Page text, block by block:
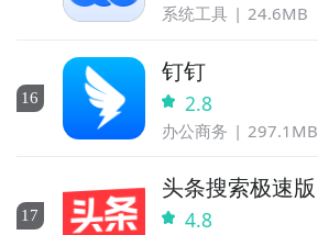
系统工具 24.6MB
16
钉钉
2.8
办公商务 297.1MB
17
头条搜索极速版
4.8